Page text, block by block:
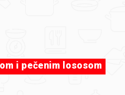
i pečenim lososom